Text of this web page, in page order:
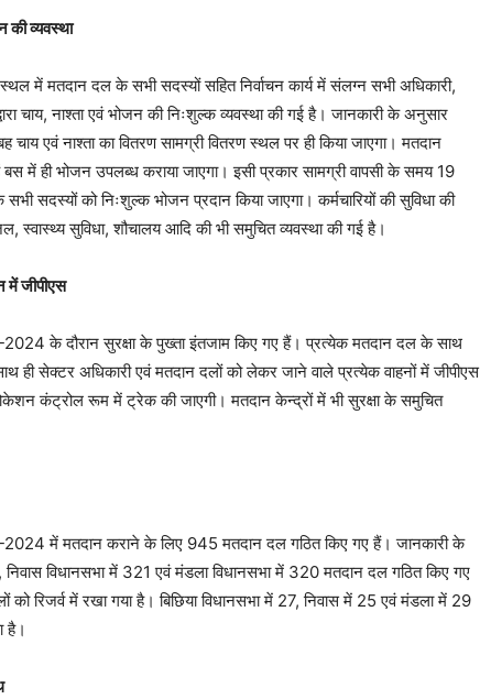
की व्यवस्था
मतदान दल के सभी सदस्यों सहित निर्वाचन कार्य में संलग्न सभी अधिकारी,
चाय, नाश्ता एवं भोजन की निःशुल्क व्यवस्था की गई है। जानकारी के अनुसार
चाय एवं नाश्ता का वितरण सामग्री वितरण स्थल पर ही किया जाएगा। मतदान
में ही भोजन उपलब्ध कराया जाएगा। इसी प्रकार सामग्री वापसी के समय 19
सदस्यों को निःशुल्क भोजन प्रदान किया जाएगा। कर्मचारियों की सुविधा की
स्वास्थ्य सुविधा, शौचालय आदि की भी समुचित व्यवस्था की गई है।
में जीपीएस
के दौरान सुरक्षा के पुख्ता इंतजाम किए गए हैं। प्रत्येक मतदान दल के साथ
ही सेक्टर अधिकारी एवं मतदान दलों को लेकर जाने वाले प्रत्येक वाहनों में जीपीएस
कंट्रोल रूम में ट्रेक की जाएगी। मतदान केन्द्रों में भी सुरक्षा के समुचित
में मतदान कराने के लिए 945 मतदान दल गठित किए गए हैं। जानकारी के
निवास विधानसभा में 321 एवं मंडला विधानसभा में 320 मतदान दल गठित किए गए
रिजर्व में रखा गया है। बिछिया विधानसभा में 27, निवास में 25 एवं मंडला में 29
है।